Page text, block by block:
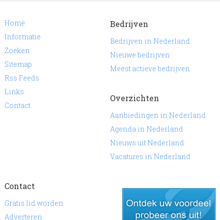
Home
Informatie
Zoeken
Sitemap
Rss Feeds
Links
Contact
Bedrijven
Bedrijven in Nederland
Nieuwe bedrijven
Meest actieve bedrijven
Overzichten
Aanbiedingen in Nederland
Agenda in Nederland
Nieuws uit Nederland
Vacatures in Nederland
Contact
Gratis lid worden
Adverteren